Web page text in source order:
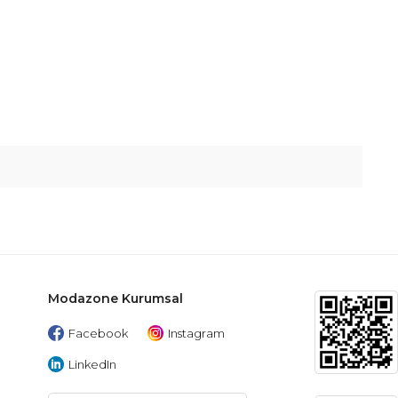
Modazone Kurumsal
Facebook Instagram
LinkedIn